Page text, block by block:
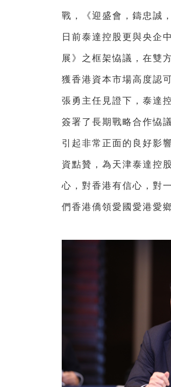
戰，《迎盛會，鑄忠誠
日前泰達控股更與央企
展》之框架恊議，在雙
獲香港資本市場高度認
張勇主任見證下，泰達
簽署了長期戰略合作恊
引起非常正面的良好影
資點贊，為天津泰達控
心，對香港有信心，對
們香港僑領愛國愛港愛